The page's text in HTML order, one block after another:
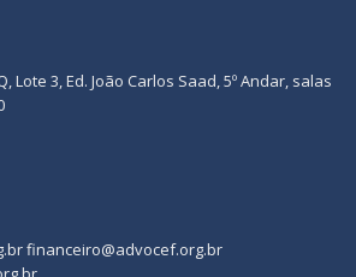
Lote 3, Ed. João Carlos Saad, 5º Andar, salas
financeiro@advocef.org.br